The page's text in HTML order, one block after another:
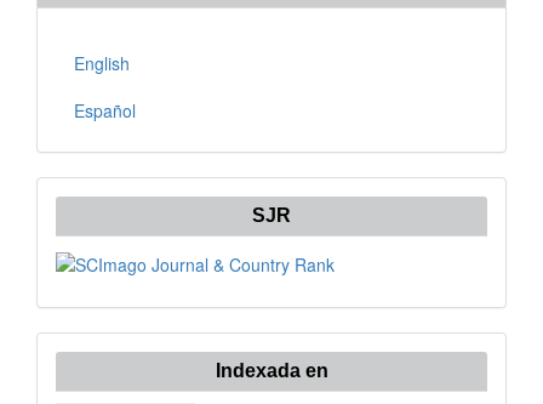
English
Español
SJR
Indexada en